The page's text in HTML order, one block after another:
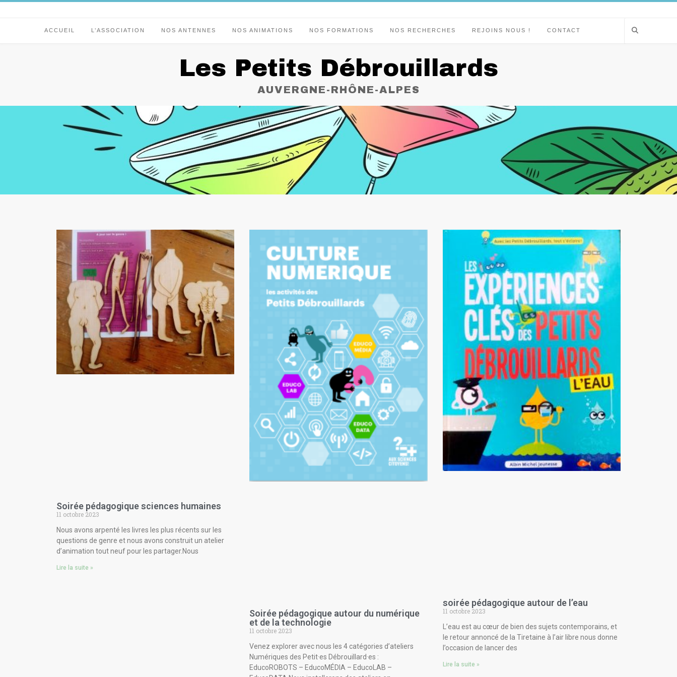
ACCUEIL L’ASSOCIATION NOS ANTENNES NOS ANIMATIONS NOS FORMATIONS NOS RECHERCHES REJOINS NOUS ! CONTACT
Les Petits Débrouillards
AUVERGNE-RHÔNE-ALPES
Soirée pédagogique sciences humaines
11 octobre 2023
Nous avons arpenté les livres les plus récents sur les
questions de genre et nous avons construit un atelier
d’animation tout neuf pour les partager.Nous
Lire la suite »
Soirée pédagogique autour du numérique
et de la technologie
11 octobre 2023
Venez explorer avec nous les 4 catégories d’ateliers
Numériques des Petit·es Débrouillard·es :
EducoROBOTS – EducoMÉDIA – EducoLAB –
soirée pédagogique autour de l’eau
11 octobre 2023
L’eau est au cœur de bien des sujets contemporains, et
le retour annoncé de la Tiretaine à l’air libre nous donne
l’occasion de lancer des
Lire la suite »